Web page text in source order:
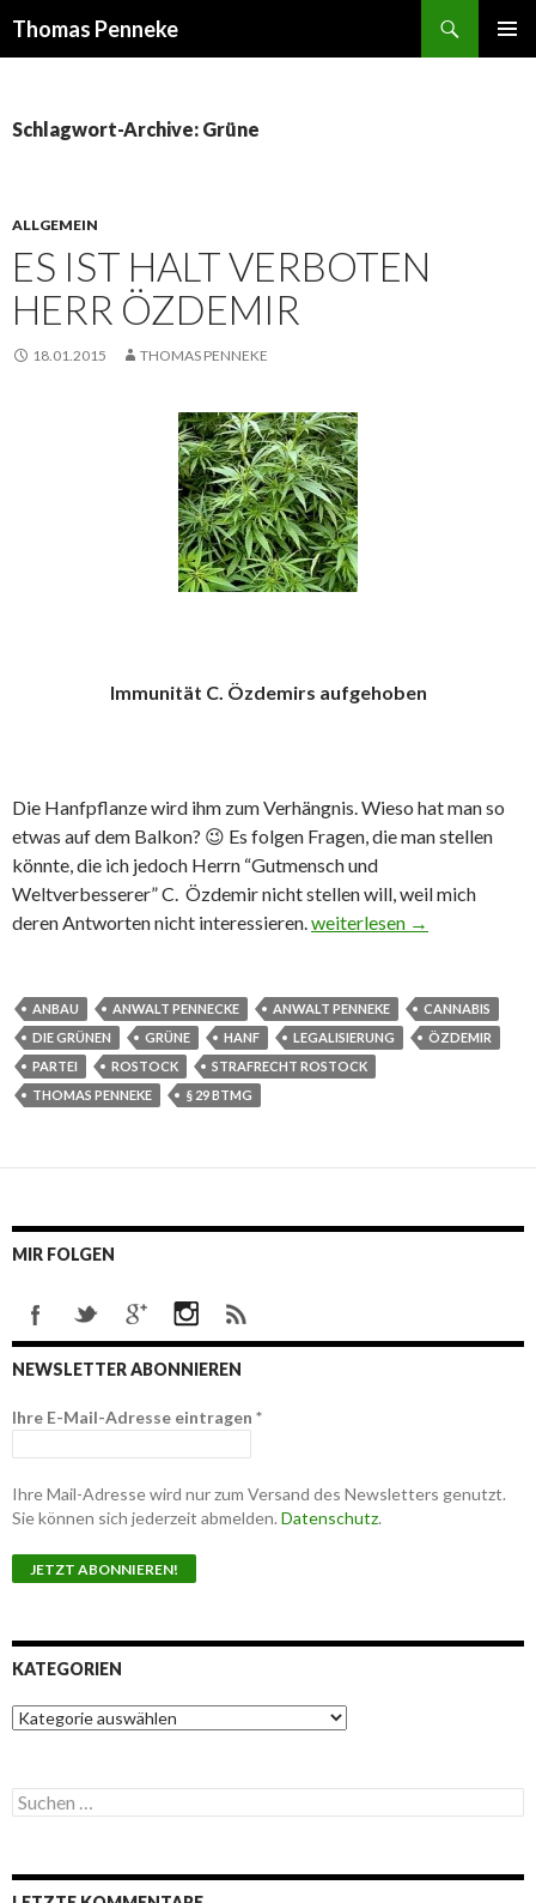
Thomas Penneke
Schlagwort-Archive: Grüne
ALLGEMEIN
ES IST HALT VERBOTEN
HERR ÖZDEMIR
18.01.2015 THOMAS PENNEKE
Immunität C. Özdemirs aufgehoben
Die Hanfpflanze wird ihm zum Verhängnis. Wieso hat man so
etwas auf dem Balkon? 😉 Es folgen Fragen, die man stellen
könnte, die ich jedoch Herrn “Gutmensch und
Weltverbesserer” C. Özdemir nicht stellen will, weil mich
deren Antworten nicht interessieren.Es ist halt verboten Herr
weiterlesen →
ANBAU ANWALT PENNECKE ANWALT PENNEKE
CANNABIS
DIE GRÜNEN
GRÜNE HANF LEGALISIERUNG
ÖZDEMIR
PARTEI
ROSTOCK
STRAFRECHT ROSTOCK
THOMAS PENNEKE
§ 29 BTMG
MIR FOLGEN
NEWSLETTER ABONNIEREN
Ihre E-Mail-Adresse eintragen *
Ihre Mail-Adresse wird nur zum Versand des Newsletters genutzt.
Sie können sich jederzeit abmelden. Datenschutz.
KATEGORIEN
K
a
g
o
S
u
e